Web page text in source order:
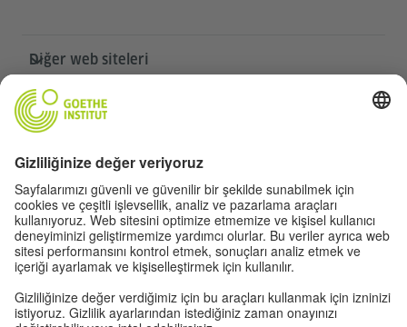
Diğer web siteleri
Community „Deutsch für dich“
Öğretmen portalı “Deutschstunde”
Gizlilik ve erişilebilirlik
Gizlilik ayarları
Erişilebilirlik